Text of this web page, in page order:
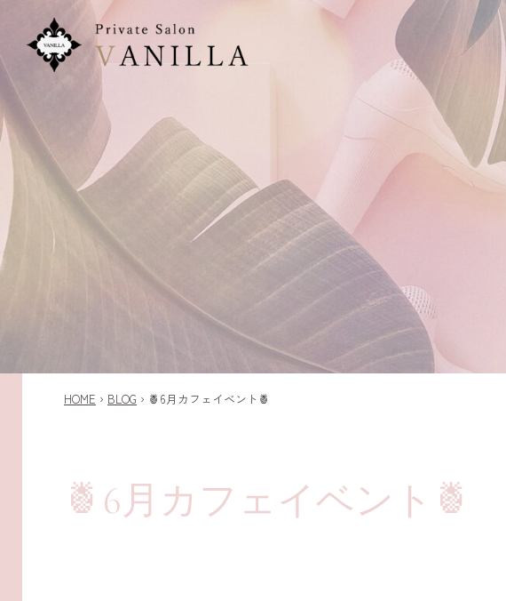
HOME › BLOG › 🍍6月カフェイベント🍍
🍍6月カフェイベント🍍